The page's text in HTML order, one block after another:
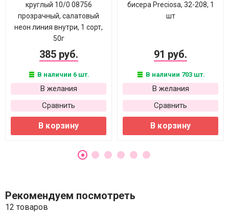
круглый 10/0 08756
прозрачный, салатовый
неон линия внутри, 1 сорт,
50г
385 руб.
В наличии 6 шт.
В желания
Сравнить
В корзину
бисера Preciosa, 32-208, 1
шт
91 руб.
В наличии 703 шт.
В желания
Сравнить
В корзину
Рекомендуем посмотреть
12 товаров